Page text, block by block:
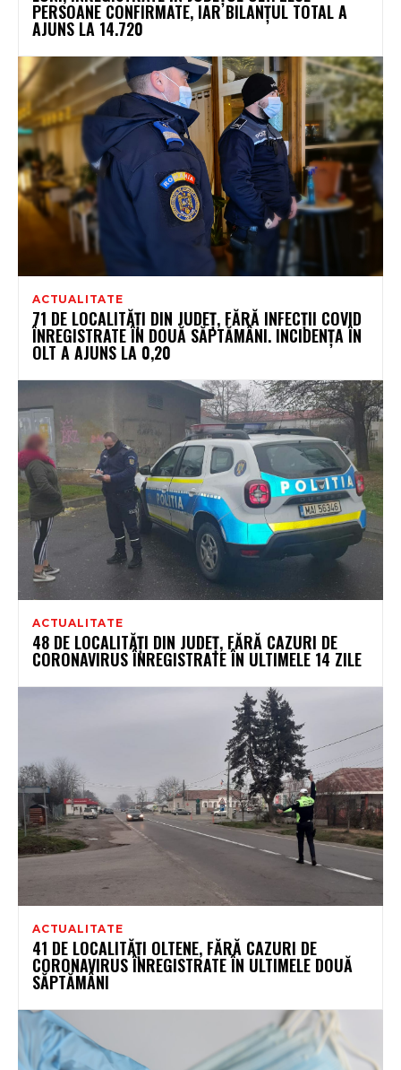
PERSOANE CONFIRMATE, IAR BILANȚUL TOTAL A
AJUNS LA 14.720
ACTUALITATE
71 DE LOCALITĂŢI DIN JUDEŢ, FĂRĂ INFECŢII COVID
ÎNREGISTRATE ÎN DOUĂ SĂPTĂMÂNI. INCIDENŢA ÎN
OLT A AJUNS LA 0,20
ACTUALITATE
48 DE LOCALITĂȚI DIN JUDEȚ, FĂRĂ CAZURI DE
CORONAVIRUS ÎNREGISTRATE ÎN ULTIMELE 14 ZILE
ACTUALITATE
41 DE LOCALITĂȚI OLTENE, FĂRĂ CAZURI DE
CORONAVIRUS ÎNREGISTRATE ÎN ULTIMELE DOUĂ
SĂPTĂMÂNI